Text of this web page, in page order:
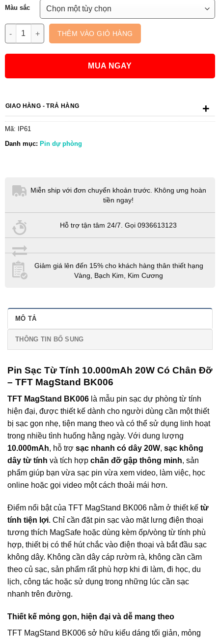
Màu sắc
Pin Sạc Từ Tính 10.000mAh 20W Có Chân Đỡ – TFT MagStand
THÊM VÀO GIỎ HÀNG
MUA NGAY
GIAO HÀNG - TRẢ HÀNG +
Mã:
IP61
Danh mục: Pin dự phòng
Miễn ship với đơn chuyển khoản trước. Không ưng hoàn
tiền ngay!
Hỗ trợ tận tâm 24/7. Gọi 0936613123
Giảm giá lên đến 15% cho khách hàng thân thiết hạng
Vàng, Bạch Kim, Kim Cương
MÔ TẢ
THÔNG TIN BỔ SUNG
Pin Sạc Từ Tính 10.000mAh 20W Có Chân Đỡ
– TFT MagStand BK006
TFT MagStand BK006 là mẫu pin sạc dự phòng từ tính
hiện đại, được thiết kế dành cho người dùng cần một thiết
bị sạc gọn nhẹ, tiện mang theo và có thể sử dụng linh hoạt
trong nhiều tình huống hằng ngày. Với dung lượng
10.000mAh, hỗ trợ sạc nhanh có dây 20W, sạc không
dây từ tính và tích hợp chân đỡ gập thông minh, sản
phẩm giúp bạn vừa sạc pin vừa xem video, làm việc, học
online hoặc gọi video một cách thoải mái hơn.
Điểm nổi bật của TFT MagStand BK006 nằm ở thiết kế từ
tính tiện lợi. Chỉ cần đặt pin sạc vào mặt lưng điện thoại
tương thích MagSafe hoặc dùng kèm ốp/vòng từ tính phù
hợp, thiết bị có thể hút chắc vào điện thoại và bắt đầu sạc
không dây. Không cần dây cáp rườm rà, không cần cầm
theo củ sạc, sản phẩm rất phù hợp khi đi làm, đi học, du
lịch, công tác hoặc sử dụng trong những lúc cần sạc
nhanh trên đường.
Thiết kế mỏng gọn, hiện đại và dễ mang theo
TFT MagStand BK006 sở hữu kiểu dáng tối giản, mỏng